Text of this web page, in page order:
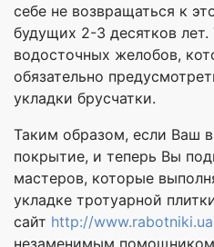
себе не возвращаться к
будущих 2-3 десятков
водосточных желобов,
обязательно
укладки брусчатки.
Таким образом, если Ваш
покрытие, и теперь Вы
мастеров, которые
укладке тротуарной
сайт http://www.rabotniki.ua
незаменимым